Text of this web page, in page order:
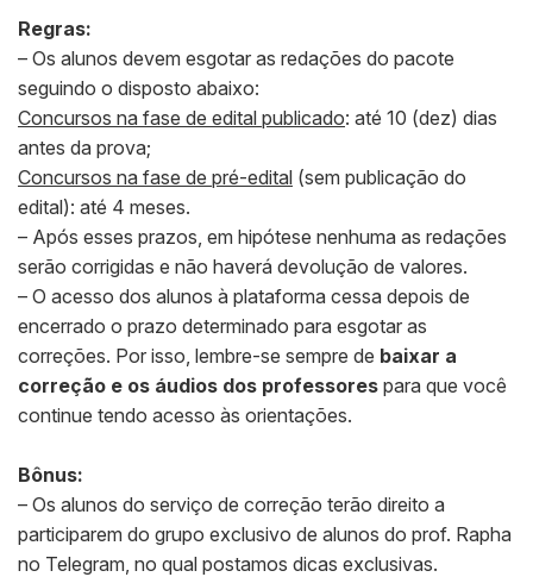
Regras:
– Os alunos devem esgotar as redações do pacote
seguindo o disposto abaixo:
Concursos na fase de edital publicado: até 10 (dez) dias
antes da prova;
Concursos na fase de pré-edital (sem publicação do
edital): até 4 meses.
– Após esses prazos, em hipótese nenhuma as redações
serão corrigidas e não haverá devolução de valores.
– O acesso dos alunos à plataforma cessa depois de
encerrado o prazo determinado para esgotar as
correções. Por isso, lembre-se sempre de baixar a
correção e os áudios dos professores para que você
continue tendo acesso às orientações.
Bônus:
– Os alunos do serviço de correção terão direito a
participarem do grupo exclusivo de alunos do prof. Rapha
no Telegram, no qual postamos dicas exclusivas.